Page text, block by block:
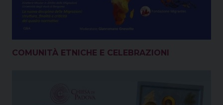
COMUNITÀ ETNICHE E CELEBRAZIONI